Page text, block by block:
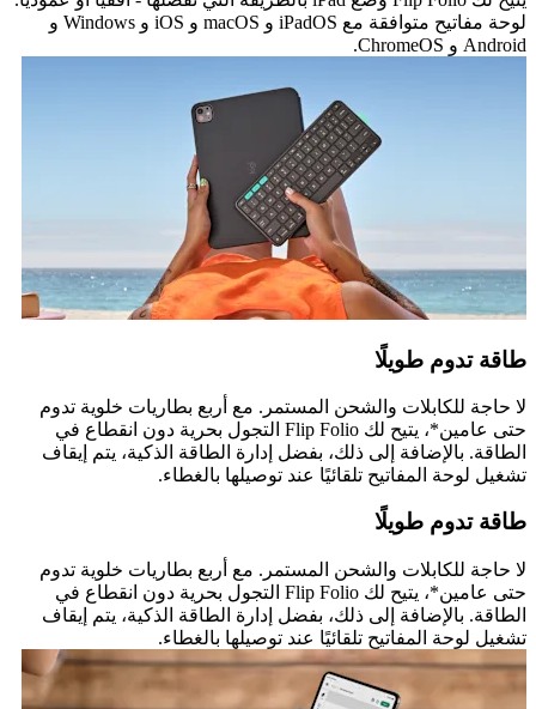
لوحة مفاتيح متوافقة مع iPadOS و macOS و iOS و Windows و
Android و ChromeOS.
طاقة تدوم طويلًا
لا حاجة للكابلات والشحن المستمر. مع أربع بطاريات خلوية تدوم
حتى عامين*، يتيح لك Flip Folio التجول بحرية دون انقطاع في
الطاقة. بالإضافة إلى ذلك، بفضل إدارة الطاقة الذكية، يتم إيقاف
تشغيل لوحة المفاتيح تلقائيًا عند توصيلها بالغطاء.
طاقة تدوم طويلًا
لا حاجة للكابلات والشحن المستمر. مع أربع بطاريات خلوية تدوم
حتى عامين*، يتيح لك Flip Folio التجول بحرية دون انقطاع في
الطاقة. بالإضافة إلى ذلك، بفضل إدارة الطاقة الذكية، يتم إيقاف
تشغيل لوحة المفاتيح تلقائيًا عند توصيلها بالغطاء.